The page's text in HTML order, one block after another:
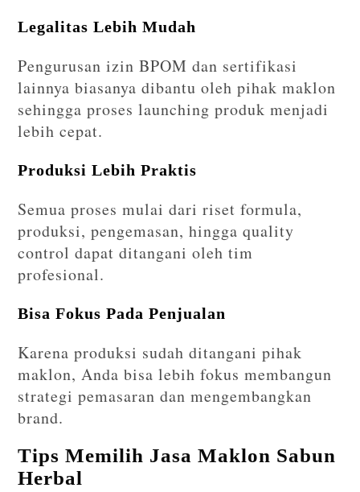
Legalitas Lebih Mudah
Pengurusan izin BPOM dan sertifikasi
lainnya biasanya dibantu oleh pihak maklon
sehingga proses launching produk menjadi
lebih cepat.
Produksi Lebih Praktis
Semua proses mulai dari riset formula,
produksi, pengemasan, hingga quality
control dapat ditangani oleh tim
profesional.
Bisa Fokus Pada Penjualan
Karena produksi sudah ditangani pihak
maklon, Anda bisa lebih fokus membangun
strategi pemasaran dan mengembangkan
brand.
Tips Memilih Jasa Maklon Sabun
Herbal